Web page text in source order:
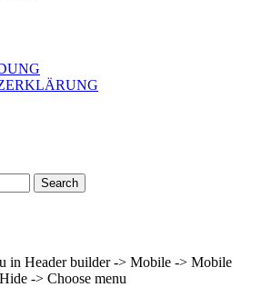
Search
in Header builder -> Mobile -> Mobile
-> Choose menu